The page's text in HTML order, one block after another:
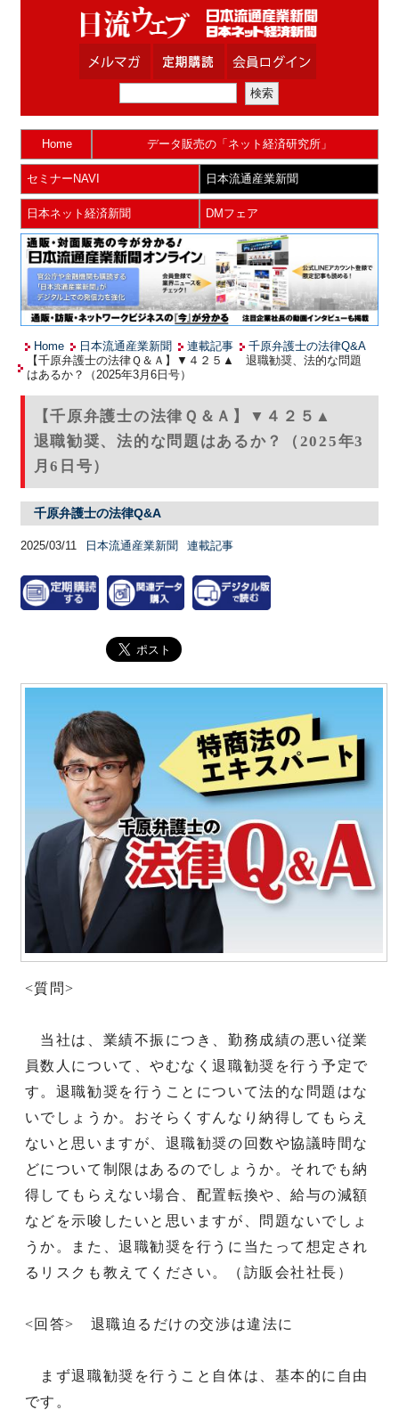
Home データ販売の「ネット経済研究所」
セミナーNAVI 日本流通産業新聞
日本ネット経済新聞 DMフェア
Home 日本流通産業新聞 連載記事
千原弁護士の法律Q&A
【千原弁護士の法律Ｑ＆Ａ】▼４２５▲ 退職勧奨、法的な問題
はあるか？（2025年3月6日号）
【千原弁護士の法律Ｑ＆Ａ】▼４２５▲
退職勧奨、法的な問題はあるか？（2025年3
月6日号）
千原弁護士の法律Q&A
2025/03/11 日本流通産業新聞 連載記事
<質問>
当社は、業績不振につき、勤務成績の悪い従業
員数人について、やむなく退職勧奨を行う予定で
す。退職勧奨を行うことについて法的な問題はな
いでしょうか。おそらくすんなり納得してもらえ
ないと思いますが、退職勧奨の回数や協議時間な
どについて制限はあるのでしょうか。それでも納
得してもらえない場合、配置転換や、給与の減額
などを示唆したいと思いますが、問題ないでしょ
うか。また、退職勧奨を行うに当たって想定され
るリスクも教えてください。（訪販会社社長）
<回答> 退職迫るだけの交渉は違法に
まず退職勧奨を行うこと自体は、基本的に自由
です。